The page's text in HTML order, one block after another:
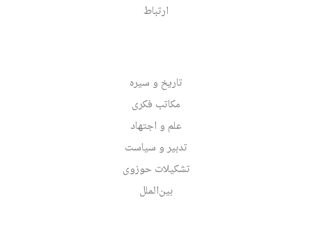
ارتباط
تاریخ و سیره
مکاتب فکری
علم و اجتهاد
تدبیر و سیاست
تشکیلات حوزوی
بین‌الملل